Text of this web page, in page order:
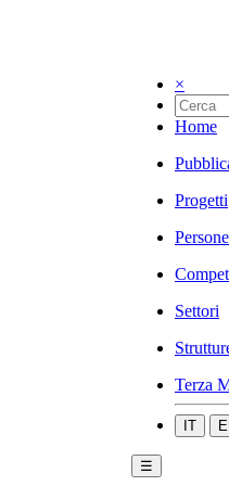
×
Home
Progetti
Persone
Settori
Terza
IT
☰